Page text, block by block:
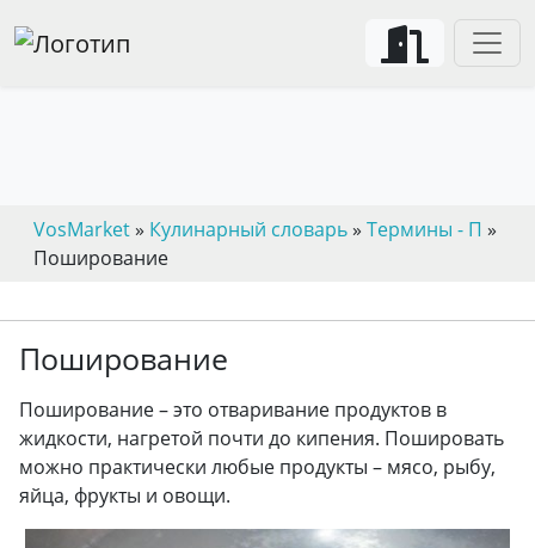
VosMarket» Кулинарный словарь» Термины - П »
Поширование
Поширование
Поширование – это отваривание продуктов в
жидкости, нагретой почти до кипения. Пошировать
можно практически любые продукты – мясо, рыбу,
яйца, фрукты и овощи.